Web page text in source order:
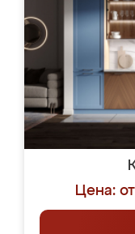
Цена: